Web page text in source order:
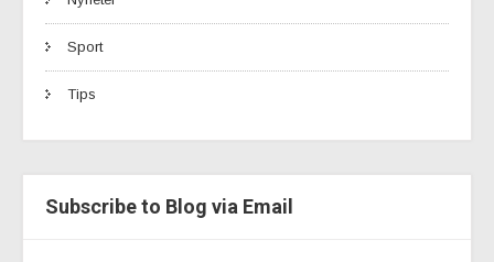
Sport
Tips
Subscribe to Blog via Email